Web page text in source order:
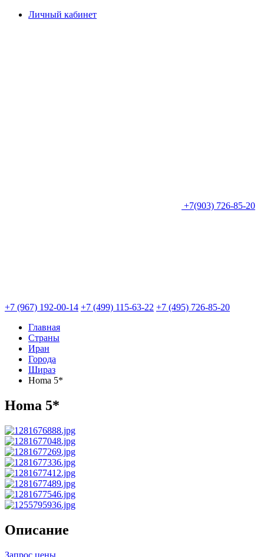
Личный кабинет
+7(903) 726-85-20
+7 (967) 192-00-14 +7 (499) 115-63-22 +7 (495) 726-85-20
Главная
Страны
Иран
Города
Шираз
Homa 5*
Homa 5*
Описание
Запрос цены